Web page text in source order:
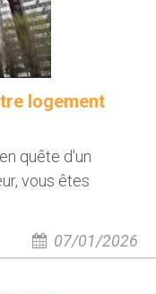
logement
quête d'un
vous êtes
07/01/2026